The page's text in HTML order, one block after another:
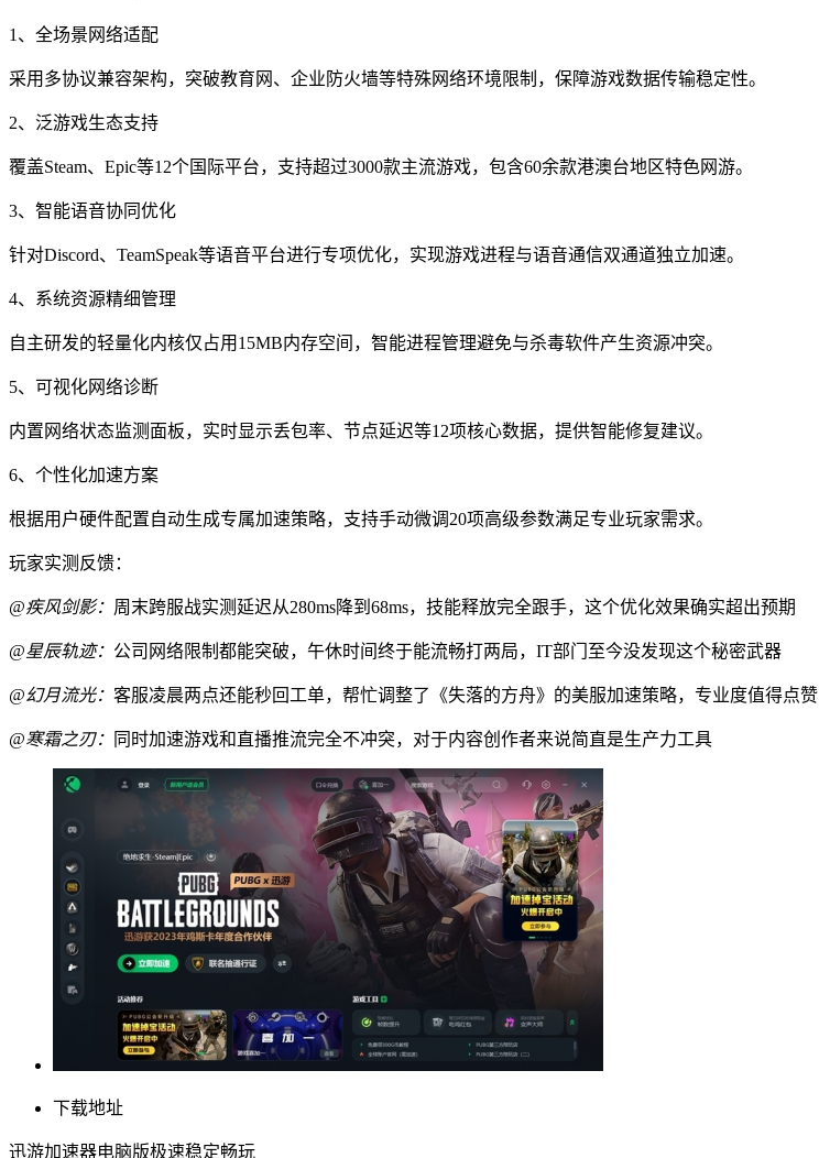
1、全场景网络适配
采用多协议兼容架构，突破教育网、企业防火墙等特殊网络环境限制，保障游戏数据传输稳定性。
2、泛游戏生态支持
覆盖Steam、Epic等12个国际平台，支持超过3000款主流游戏，包含60余款港澳台地区特色网游。
3、智能语音协同优化
针对Discord、TeamSpeak等语音平台进行专项优化，实现游戏进程与语音通信双通道独立加速。
4、系统资源精细管理
自主研发的轻量化内核仅占用15MB内存空间，智能进程管理避免与杀毒软件产生资源冲突。
5、可视化网络诊断
内置网络状态监测面板，实时显示丢包率、节点延迟等12项核心数据，提供智能修复建议。
6、个性化加速方案
根据用户硬件配置自动生成专属加速策略，支持手动微调20项高级参数满足专业玩家需求。
玩家实测反馈：
@疾风剑影： 周末跨服战实测延迟从280ms降到68ms，技能释放完全跟手，这个优化效果确实超出预期
@星辰轨迹： 公司网络限制都能突破，午休时间终于能流畅打两局，IT部门至今没发现这个秘密武器
@幻月流光： 客服凌晨两点还能秒回工单，帮忙调整了《失落的方舟》的美服加速策略，专业度值得点赞
@寒霜之刃： 同时加速游戏和直播推流完全不冲突，对于内容创作者来说简直是生产力工具
下载地址
迅游加速器电脑版极速稳定畅玩